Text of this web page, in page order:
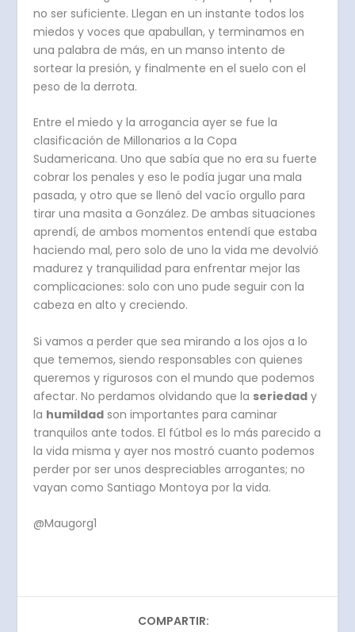
no ser suficiente. Llegan en un instante todos los
miedos y voces que apabullan, y terminamos en
una palabra de más, en un manso intento de
sortear la presión, y finalmente en el suelo con el
peso de la derrota.
Entre el miedo y la arrogancia ayer se fue la
clasificación de Millonarios a la Copa
Sudamericana. Uno que sabía que no era su fuerte
cobrar los penales y eso le podía jugar una mala
pasada, y otro que se llenó del vacío orgullo para
tirar una masita a González. De ambas situaciones
aprendí, de ambos momentos entendí que estaba
haciendo mal, pero solo de uno la vida me devolvió
madurez y tranquilidad para enfrentar mejor las
complicaciones: solo con uno pude seguir con la
cabeza en alto y creciendo.
Si vamos a perder que sea mirando a los ojos a lo
que tememos, siendo responsables con quienes
queremos y rigurosos con el mundo que podemos
afectar. No perdamos olvidando que la seriedad y
la humildad son importantes para caminar
tranquilos ante todos. El fútbol es lo más parecido a
la vida misma y ayer nos mostró cuanto podemos
perder por ser unos despreciables arrogantes; no
vayan como Santiago Montoya por la vida.
@Maugorg1
COMPARTIR: